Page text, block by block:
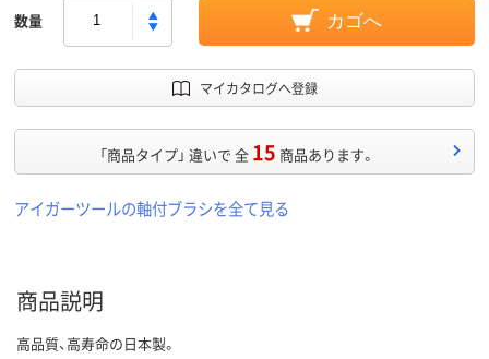
数量 カゴへ
マイカタログへ登録
「商品タイプ」 違いで 全 15 商品あります。
アイガーツールの軸付ブラシを全て見る
商品説明
高品質、高寿命の日本製。